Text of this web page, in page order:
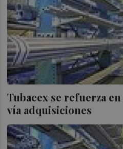
Tubacex se refuerza
vía adquisiciones